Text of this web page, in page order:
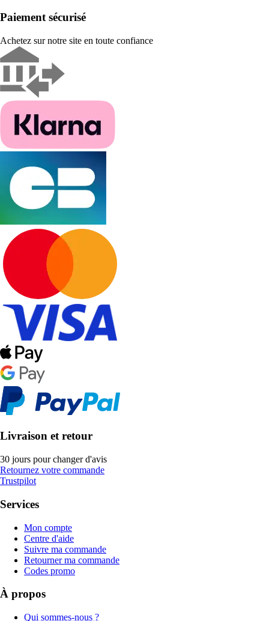
Paiement sécurisé
Achetez sur notre site en toute confiance
Livraison et retour
30 jours pour changer d'avis
Retournez votre commande
Trustpilot
Services
Mon compte
Centre d'aide
Suivre ma commande
Retourner ma commande
Codes promo
À propos
Qui sommes-nous ?